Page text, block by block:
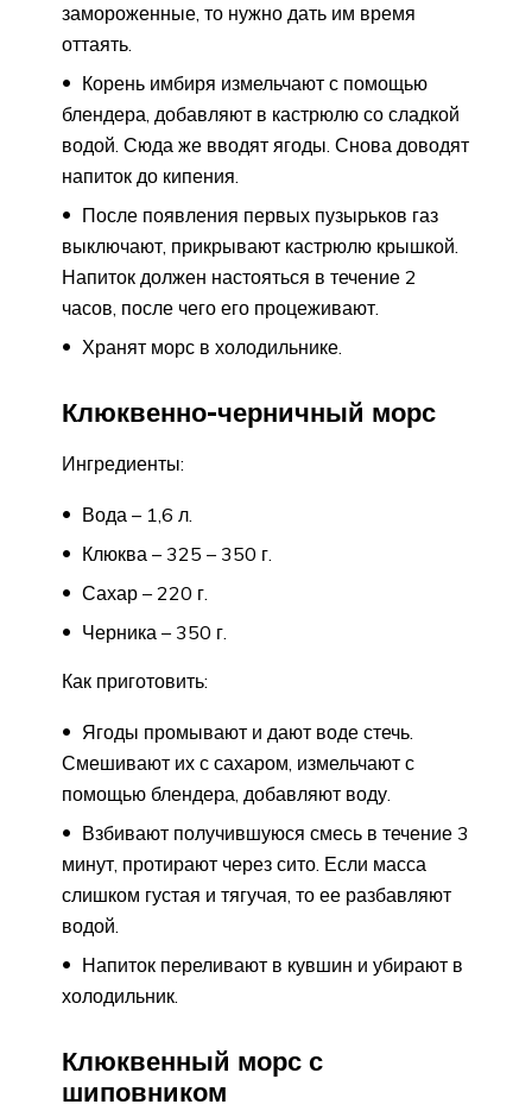
замороженные, то нужно дать им время
оттаять.
Корень имбиря измельчают с помощью
блендера, добавляют в кастрюлю со сладкой
водой. Сюда же вводят ягоды. Снова доводят
напиток до кипения.
После появления первых пузырьков газ
выключают, прикрывают кастрюлю крышкой.
Напиток должен настояться в течение 2
часов, после чего его процеживают.
Хранят морс в холодильнике.
Клюквенно-черничный морс
Ингредиенты:
Вода – 1,6 л.
Клюква – 325 – 350 г.
Сахар – 220 г.
Черника – 350 г.
Как приготовить:
Ягоды промывают и дают воде стечь.
Смешивают их с сахаром, измельчают с
помощью блендера, добавляют воду.
Взбивают получившуюся смесь в течение 3
минут, протирают через сито. Если масса
слишком густая и тягучая, то ее разбавляют
водой.
Напиток переливают в кувшин и убирают в
холодильник.
Клюквенный морс с
шиповником